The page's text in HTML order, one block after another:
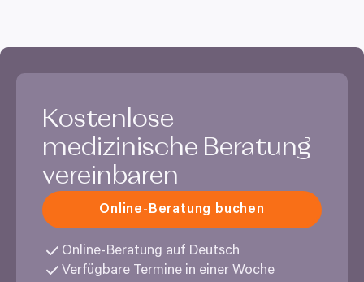
Kostenlose
medizinische Beratung
vereinbaren
Online-Beratung buchen
Online-Beratung auf Deutsch
Verfügbare Termine in einer Woche